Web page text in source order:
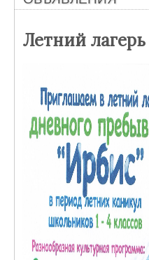
Летний лагерь